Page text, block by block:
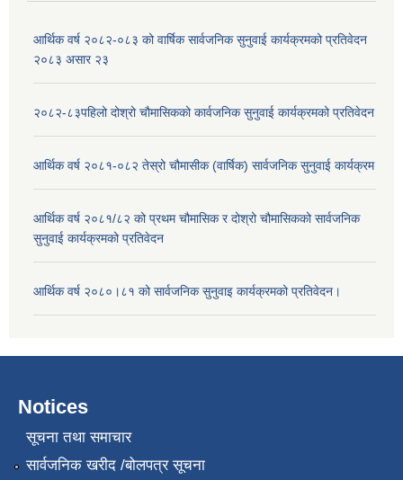
आर्थिक वर्ष २०८२-०८३ को वार्षिक सार्वजनिक सुनुवाई कार्यक्रमको प्रतिवेदन
२०८३ असार २३
२०८२-८३पहिलो दोश्रो चौमासिकको कार्वजनिक सुनुवाई कार्यक्रमको प्रतिवेदन
आर्थिक वर्ष २०८१-०८२ तेस्रो चौमासीक (वार्षिक) सार्वजनिक सुनुवाई कार्यक्रम
आर्थिक वर्ष २०८१/८२ को प्रथम चौमासिक र दोश्रो चौमासिकको सार्वजनिक
सुनुवाई कार्यक्रमको प्रतिवेदन
आर्थिक वर्ष २०८०।८१ को सार्वजनिक सुनुवाइ कार्यक्रमको प्रतिवेदन।
Notices
सूचना तथा समाचार
सार्वजनिक खरीद /बोलपत्र सूचना